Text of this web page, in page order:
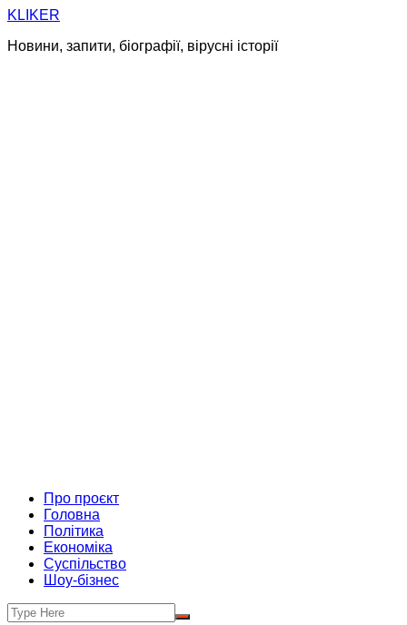
Skip
content
KLIKER
Новини, запити, біографії, вірусні історії
Про проєкт
Головна
Політика
Економіка
Суспільство
Шоу-бізнес